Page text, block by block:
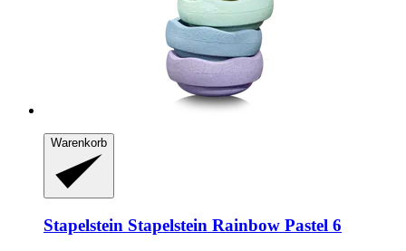
Warenkorb
Stapelstein Stapelstein Rainbow Pastel 6